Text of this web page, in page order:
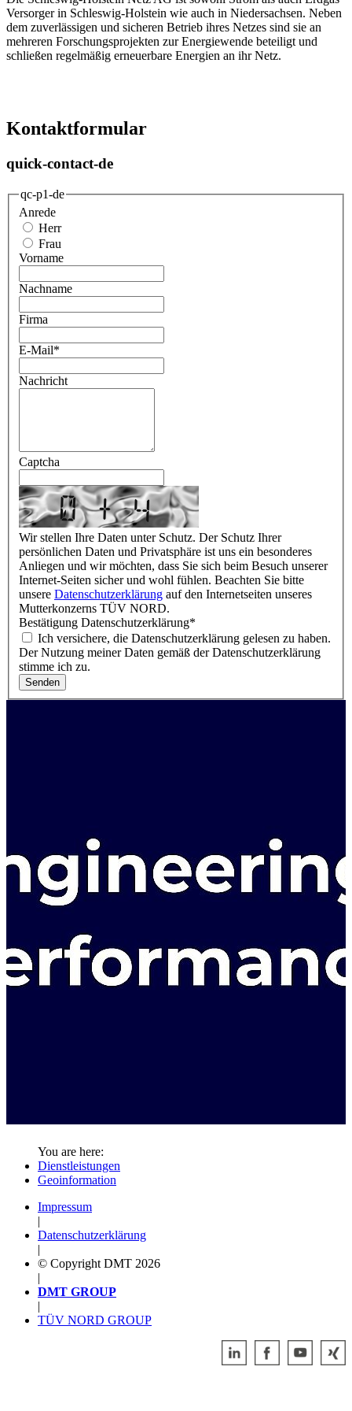
Versorger in Schleswig-Holstein wie auch in Niedersachsen. Neben
dem zuverlässigen und sicheren Betrieb ihres Netzes sind sie an
mehreren Forschungsprojekten zur Energiewende beteiligt und
schließen regelmäßig erneuerbare Energien an ihr Netz.
Kontaktformular
quick-contact-de
qc-p1-de
Anrede
Herr
Frau
Vorname
Nachname
Firma
E-Mail*
Nachricht
Captcha
Wir stellen Ihre Daten unter Schutz. Der Schutz Ihrer
persönlichen Daten und Privatsphäre ist uns ein besonderes
Anliegen und wir möchten, dass Sie sich beim Besuch unserer
Internet-Seiten sicher und wohl fühlen. Beachten Sie bitte
unsere Datenschutzerklärung auf den Internetseiten unseres
Mutterkonzerns TÜV NORD.
Bestätigung Datenschutzerklärung*
Der Nutzung meiner Daten gemäß der Datenschutzerklärung
stimme ich zu.
You are here:
Dienstleistungen
Geoinformation
Impressum
|
Datenschutzerklärung
|
© Copyright DMT 2026
|
DMT GROUP
|
TÜV NORD GROUP